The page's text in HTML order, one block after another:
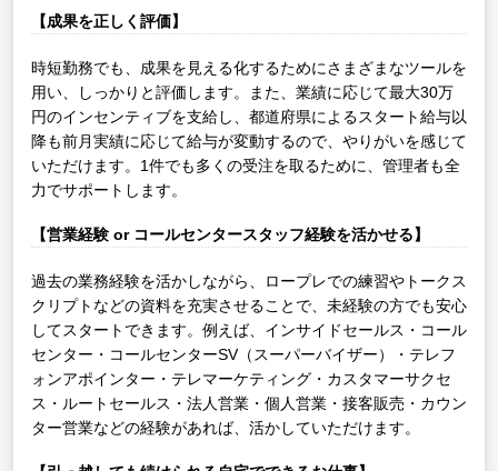
【成果を正しく評価】
時短勤務でも、成果を見える化するためにさまざまなツールを
用い、しっかりと評価します。また、業績に応じて最大30万
円のインセンティブを支給し、都道府県によるスタート給与以
降も前月実績に応じて給与が変動するので、やりがいを感じて
いただけます。1件でも多くの受注を取るために、管理者も全
力でサポートします。
【営業経験 or コールセンタースタッフ経験を活かせる】
過去の業務経験を活かしながら、ロープレでの練習やトークス
クリプトなどの資料を充実させることで、未経験の方でも安心
してスタートできます。例えば、インサイドセールス・コール
センター・コールセンターSV（スーパーバイザー）・テレフ
ォンアポインター・テレマーケティング・カスタマーサクセ
ス・ルートセールス・法人営業・個人営業・接客販売・カウン
ター営業などの経験があれば、活かしていただけます。